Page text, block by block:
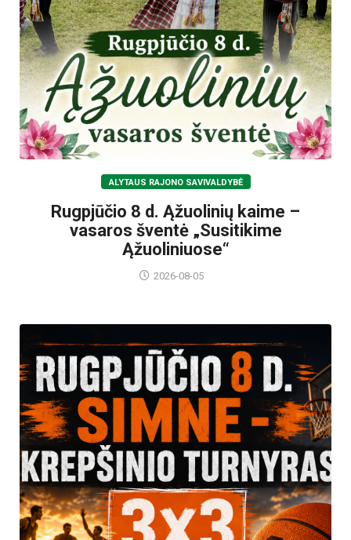
ALYTAUS RAJONO SAVIVALDYBĖ
Rugpjūčio 8 d. Ąžuolinių kaime –
vasaros šventė „Susitikime
Ąžuoliniuose“
2026-08-05